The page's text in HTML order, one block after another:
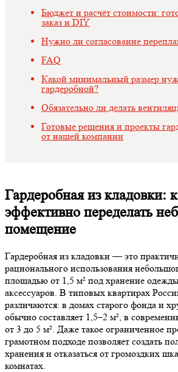
Бюджет и расчёт стоимости:
заказ и DIY
Нужно ли согласование
FAQ
Какой минимальный размер
гардеробной?
Обязательно ли делать
Готовые решения и проекты
от нашей компании
Гардеробная из кладовки:
эффективно переделать
помещение
Гардеробная из кладовки — это
рационального использования
площадью от 1,5 м² под хранение
аксессуаров. В типовых квартирах
различаются: в домах старого фонда и
обычно составляет 1,5–2 м², в
от 3 до 5 м². Даже такое ограниченное
грамотном подходе позволяет создать
хранения и отказаться от громоздких
комнатах.